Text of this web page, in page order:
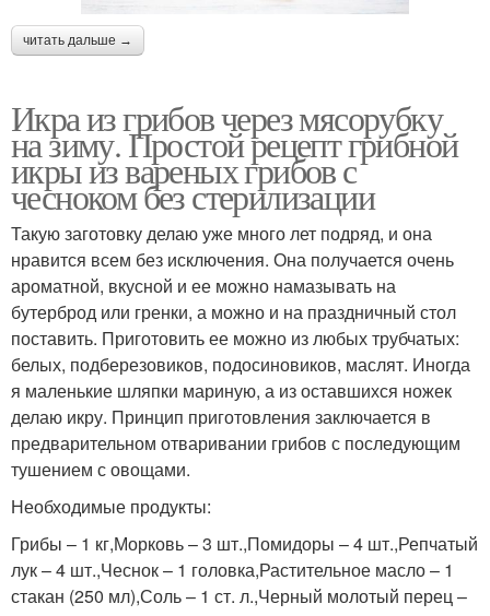
читать дальше →
Икра из грибов через мясорубку
на зиму. Простой рецепт грибной
икры из вареных грибов с
чесноком без стерилизации
Такую заготовку делаю уже много лет подряд, и она
нравится всем без исключения. Она получается очень
ароматной, вкусной и ее можно намазывать на
бутерброд или гренки, а можно и на праздничный стол
поставить. Приготовить ее можно из любых трубчатых:
белых, подберезовиков, подосиновиков, маслят. Иногда
я маленькие шляпки мариную, а из оставшихся ножек
делаю икру. Принцип приготовления заключается в
предварительном отваривании грибов с последующим
тушением с овощами.
Необходимые продукты:
Грибы – 1 кг,Морковь – 3 шт.,Помидоры – 4 шт.,Репчатый
лук – 4 шт.,Чеснок – 1 головка,Растительное масло – 1
стакан (250 мл),Соль – 1 ст. л.,Черный молотый перец –